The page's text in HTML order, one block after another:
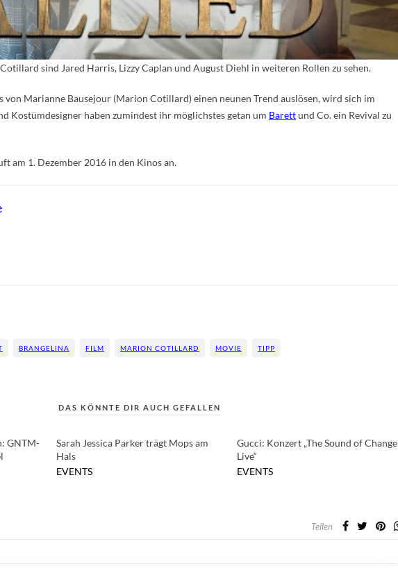
sind Jared Harris, Lizzy Caplan und August Diehl in weiteren Rollen zu sehen.
von Marianne Bausejour (Marion Cotillard) einen neunen Trend auslösen, wird sich im
Kostümdesigner haben zumindest ihr möglichstes getan um Barettund Co. ein Revival zu
am 1. Dezember 2016 in den Kinos an.
BRANGELINA FILM MARION COTILLARD MOVIE TIPP
DAS KÖNNTE DIR AUCH GEFALLEN
GNTM-
Sarah Jessica Parker trägt Mops am
Hals
EVENTS
Gucci: Konzert „The Sound of Change
Live“
EVENTS
Teilen